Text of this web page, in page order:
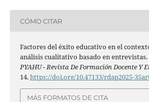
CÓMO CITAR
Factores del éxito educativo en el
análisis cualitativo basado en
PYAHU - Revista De Formación Docente Y
14.https://doi.org/10.47133/rdap2025-
MÁS FORMATOS DE CITA